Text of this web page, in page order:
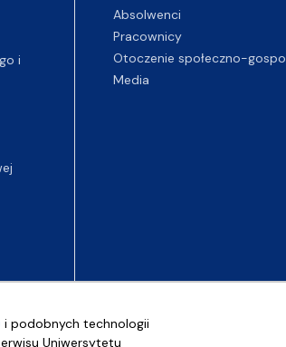
i podobnych technologii
Uniwersytetu
i
Absolwenci
Pracownicy
Otoczenie społeczno-
Media